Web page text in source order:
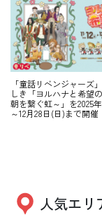
「童話リベンジャーズ
しき「ヨルハナと希望
朝を繋ぐ虹～」を2025
～12月28日(日)まで開催
人気エリ